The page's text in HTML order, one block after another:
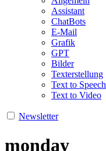
Assistant
ChatBots
E-Mail
Grafik
GPT
Bilder
Texterstellung
Text to Speech
Text to Video
Newsletter
monday